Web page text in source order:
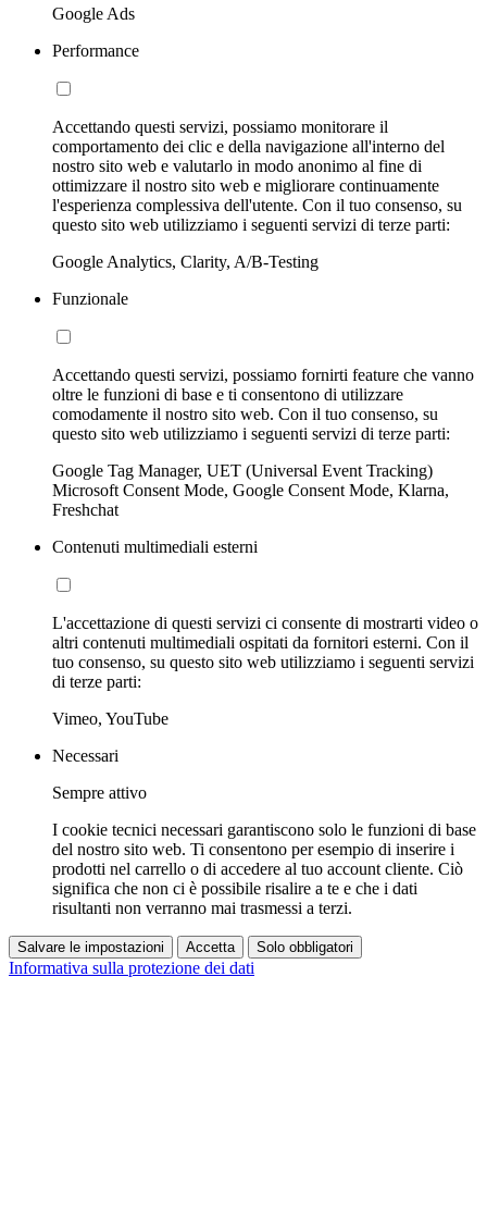
Google Ads
Performance
Accettando questi servizi, possiamo monitorare il
comportamento dei clic e della navigazione all'interno del
nostro sito web e valutarlo in modo anonimo al fine di
ottimizzare il nostro sito web e migliorare continuamente
l'esperienza complessiva dell'utente. Con il tuo consenso, su
questo sito web utilizziamo i seguenti servizi di terze parti:
Google Analytics, Clarity, A/B-Testing
Funzionale
Accettando questi servizi, possiamo fornirti feature che vanno
oltre le funzioni di base e ti consentono di utilizzare
comodamente il nostro sito web. Con il tuo consenso, su
questo sito web utilizziamo i seguenti servizi di terze parti:
Google Tag Manager, UET (Universal Event Tracking)
Microsoft Consent Mode, Google Consent Mode, Klarna,
Freshchat
Contenuti multimediali esterni
L'accettazione di questi servizi ci consente di mostrarti video o
altri contenuti multimediali ospitati da fornitori esterni. Con il
tuo consenso, su questo sito web utilizziamo i seguenti servizi
di terze parti:
Vimeo, YouTube
Necessari
Sempre attivo
I cookie tecnici necessari garantiscono solo le funzioni di base
del nostro sito web. Ti consentono per esempio di inserire i
prodotti nel carrello o di accedere al tuo account cliente. Ciò
significa che non ci è possibile risalire a te e che i dati
risultanti non verranno mai trasmessi a terzi.
Salvare le impostazioni Accetta Solo obbligatori
Informativa sulla protezione dei dati